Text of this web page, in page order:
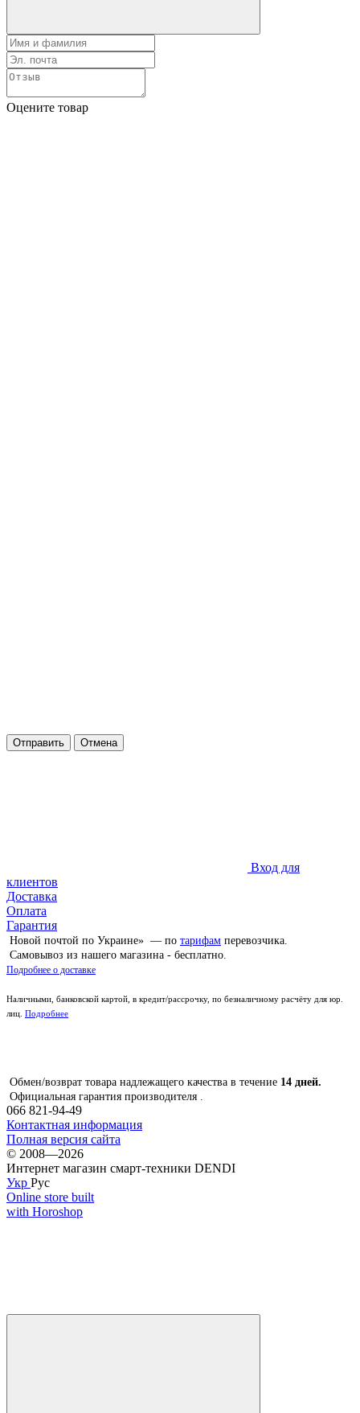
Оцените товар
Отправить Отмена
Вход для
клиентов
Доставка
Оплата
Гарантия
Новой почтой по Украине» — по тарифам перевозчика.
Самовывоз из нашего магазина - бесплатно.
Подробнее о доставке
Наличными, банковской картой, в кредит/рассрочку, по безналичному расчёту для юр.
лиц. Подробнее
Обмен/возврат товара надлежащего качества в течение 14 дней.
Официальная гарантия производителя .
066 821-94-49
Контактная информация
Полная версия сайта
© 2008—2026
Интернет магазин смарт-техники DENDI
Укр Рус
Online store built
with Horoshop